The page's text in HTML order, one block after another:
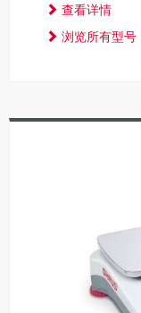
查看详情
浏览所有型号